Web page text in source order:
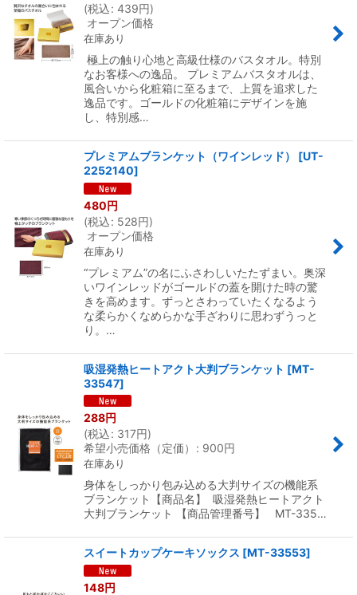
(税込: 439円)
オープン価格
在庫あり
極上の触り心地と高級仕様のバスタオル。特別
なお客様への逸品。 プレミアムバスタオルは、
風合いから化粧箱に至るまで、上質を追求した
逸品です。ゴールドの化粧箱にデザインを施
し、特別感…
プレミアムブランケット（ワインレッド） [UT-
2252140]
480円
(税込: 528円)
オープン価格
在庫あり
“プレミアム”の名にふさわしいたたずまい。奥深
いワインレッドがゴールドの蓋を開けた時の驚
きを高めます。ずっとさわっていたくなるよう
な柔らかくなめらかな手ざわりに思わずうっと
り。…
吸湿発熱ヒートアクト大判ブランケット [MT-
33547]
288円
(税込: 317円)
希望小売価格（定価）
: 900円
在庫あり
身体をしっかり包み込める大判サイズの機能系
ブランケット【商品名】 吸湿発熱ヒートアクト
大判ブランケット 【商品管理番号】 MT-335…
スイートカップケーキソックス [MT-33553]
148円